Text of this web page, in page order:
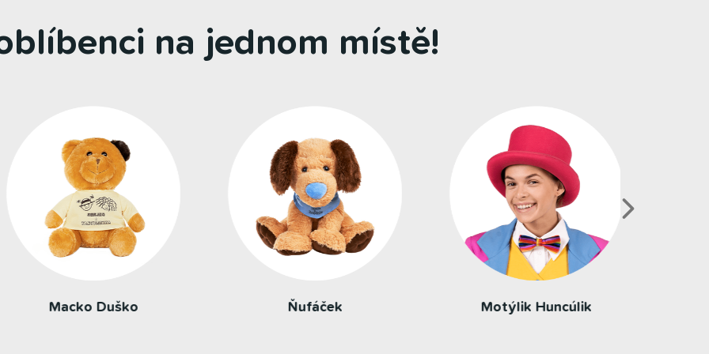
na jednom místě!
Ňufáček Motýlik Huncúlik Busík Maxík